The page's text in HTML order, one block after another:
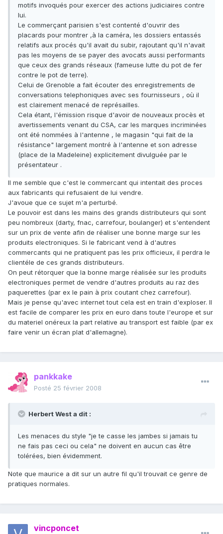
motifs invoqués pour exercer des actions judiciaires contre
lui.
Le commerçant parisien s'est contenté d'ouvrir des
placards pour montrer ,à la caméra, les dossiers entassés
relatifs aux procés qu'il avait du subir, rajoutant qu'il n'avait
pas les moyens de se payer des avocats aussi performants
que ceux des grands réseaux (fameuse lutte du pot de fer
contre le pot de terre).
Celui de Grenoble a fait écouter des enregistrements de
conversations telephoniques avec ses fournisseurs , où il
est clairement menacé de représailles.
Cela étant, l'émission risque d'avoir de nouveaux procès et
avertissements venant du CSA, car les marques incriminées
ont été nommées à l'antenne , le magasin "qui fait de la
résistance" largement montré à l'antenne et son adresse
(place de la Madeleine) explicitement divulguée par le
présentateur .
Il me semble que c'est le commercant qui intentait des proces
aux fabricants qui refusaient de lui vendre.
J'avoue que ce sujet m'a perturbé.
Le pouvoir est dans les mains des grands distributeurs qui sont
peu nombreux (darty, fnac, carrefour, boulanger) et s'entendent
sur un prix de vente afin de réaliser une bonne marge sur les
produits electroniques. Si le fabricant vend à d'autres
commercants qui ne pratiquent pas les prix officieux, il perdra le
clientéle de ces grands distributeurs.
On peut rétorquer que la bonne marge réalisée sur les produits
electroniques permet de vendre d'autres produits au raz des
paquerettes (par ex le pain à prix coutant chez carrefour).
Mais je pense qu'avec internet tout cela est en train d'exploser. Il
est facile de comparer les prix en euro dans toute l'europe et sur
du materiel onéreux la part relative au transport est faible (par ex
faire venir un écran plat d'allemagne).
pankkake
Posté 25 février 2008
Herbert West a dit :
Les menaces du style "je te casse les jambes si jamais tu
ne fais pas ceci ou cela" ne doivent en aucun cas être
tolérées, bien évidemment.
Note que maurice a dit sur un autre fil qu'il trouvait ce genre de
pratiques normales.
vincponcet